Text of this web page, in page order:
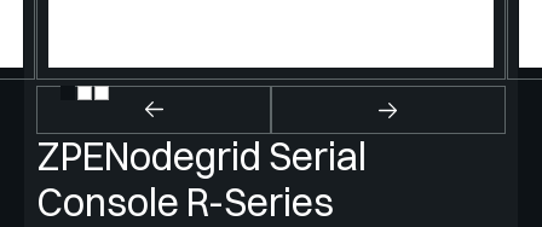
ZPENodegrid Serial
Console R-Series